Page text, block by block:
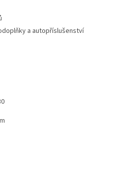
a autopříslušenství